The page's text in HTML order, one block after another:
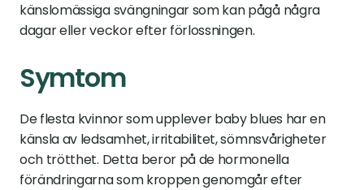
känslomässiga svängningar som kan pågå några
dagar eller veckor efter förlossningen.
Symtom
De flesta kvinnor som upplever baby blues har en
känsla av ledsamhet, irritabilitet, sömnsvårigheter
och trötthet. Detta beror på de hormonella
förändringarna som kroppen genomgår efter